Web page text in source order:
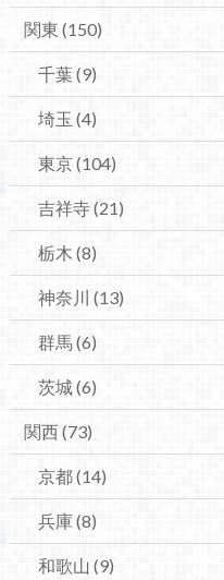
関東 (150)
千葉(9)
埼玉 (4)
東京(104)
吉祥寺(21)
栃木 (8)
神奈川 (13)
群馬(6)
茨城(6)
関西(73)
京都(14)
兵庫(8)
和歌山 (9)